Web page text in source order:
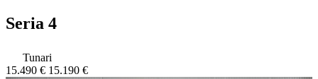
Seria 4
Tunari
15.490 € 15.190 €